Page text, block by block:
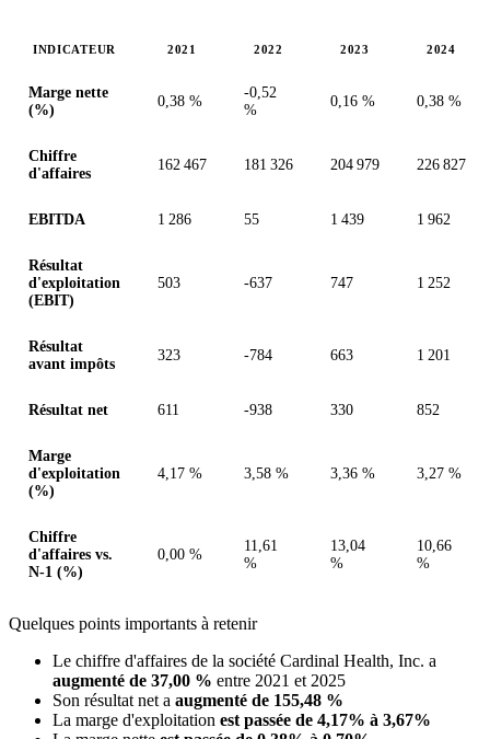
INDICATEUR 2021 2022 2023 2024
Marge nette
(%)
0,38 %
-0,52
%
0,16 % 0,38 %
Chiffre
d'affaires
162 467 181 326 204 979 226 827
EBITDA 1 286 55 1 439 1 962
Résultat
d'exploitation
(EBIT)
503 -637 747 1 252
Résultat
avant impôts
323 -784 663 1 201
Résultat net 611 -938 330 852
Marge
d'exploitation
(%)
4,17 % 3,58 % 3,36 % 3,27 %
Chiffre
d'affaires vs.
N-1 (%)
0,00 %
11,61
%
13,04
%
10,66
%
Quelques points importants à retenir
Le chiffre d'affaires de la société Cardinal Health, Inc. a
augmenté de 37,00 % entre 2021 et 2025
Son résultat net a augmenté de 155,48 %
La marge d'exploitation est passée de 4,17% à 3,67%